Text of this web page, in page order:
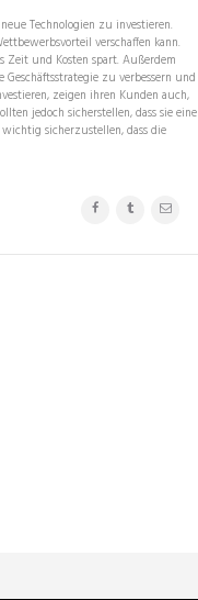
Technologien zu investieren.
verschaffen kann.
Zeit und Kosten spart. Außerdem
zu verbessern und
zeigen ihren Kunden auch,
jedoch sicherstellen, dass sie eine
sicherzustellen, dass die